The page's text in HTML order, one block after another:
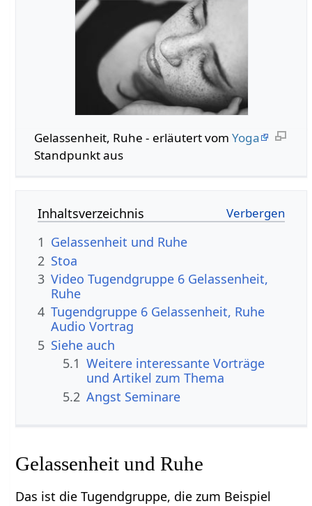
Gelassenheit, Ruhe - erläutert vom Yoga
Standpunkt aus
Inhaltsverzeichnis
1 Gelassenheit und Ruhe
2 Stoa
3 Video Tugendgruppe 6 Gelassenheit,
Ruhe
4 Tugendgruppe 6 Gelassenheit, Ruhe
Audio Vortrag
5 Siehe auch
5.1 Weitere interessante Vorträge
und Artikel zum Thema
5.2 Angst Seminare
Gelassenheit und Ruhe
Das ist die Tugendgruppe, die zum Beispiel